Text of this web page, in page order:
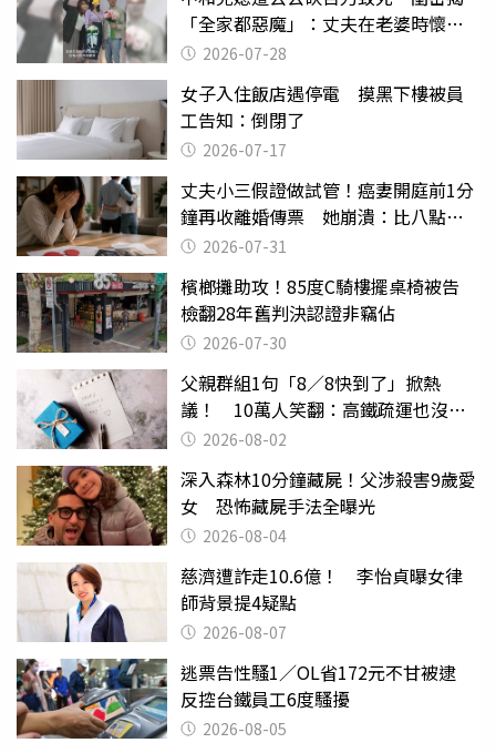
「全家都惡魔」：丈夫在老婆時懷孕
摔東西
2026-07-28
女子入住飯店遇停電 摸黑下樓被員
工告知：倒閉了
2026-07-17
丈夫小三假證做試管！癌妻開庭前1分
鐘再收離婚傳票 她崩潰：比八點檔
還扯2026-07-31
檳榔攤助攻！85度C騎樓擺桌椅被告
檢翻28年舊判決認證非竊佔
2026-07-30
父親群組1句「8／8快到了」掀熱
議！ 10萬人笑翻：高鐵疏運也沒列
父親節
2026-08-02
深入森林10分鐘藏屍！父涉殺害9歲愛
女 恐怖藏屍手法全曝光
2026-08-04
慈濟遭詐走10.6億！ 李怡貞曝女律
師背景提4疑點
2026-08-07
逃票告性騷1／OL省172元不甘被逮
反控台鐵員工6度騷擾
2026-08-05